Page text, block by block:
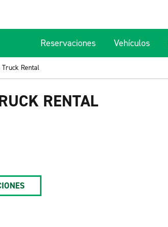
Reservaciones Vehículos
Rental
RENTAL